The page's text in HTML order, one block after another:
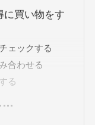
に買い物をす
ェックする
合わせる
る